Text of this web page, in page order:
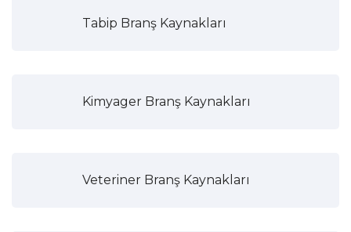
Tabip Branş Kaynakları
Kimyager Branş Kaynakları
Veteriner Branş Kaynakları